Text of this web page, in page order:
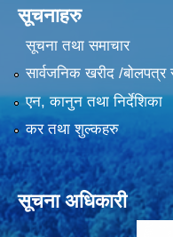
सूचनाहरु
सूचना तथा समाचार
सार्वजनिक खरीद /बोलपत्र
एन, कानुन तथा निर्देशिका
कर तथा शुल्कहरु
सूचना अधिकारी